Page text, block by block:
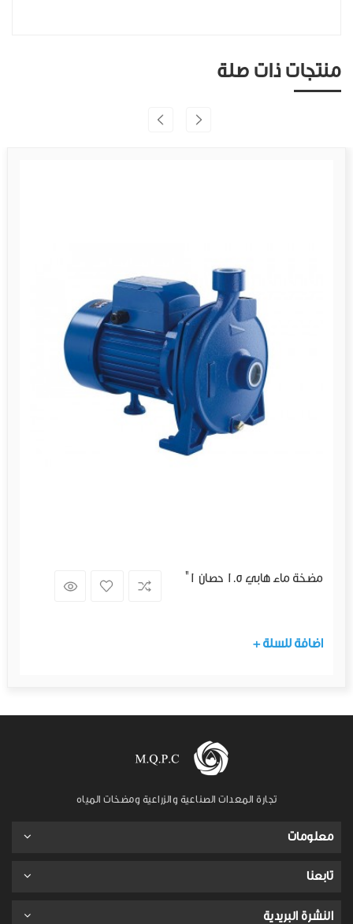
منتجات ذات صلة
مضخة ماء هابي 1.5 حصان 1"
+ اضافة للسلة
تجارة المعدات الصناعية والزراعية ومضخات المياه
معلومات
تابعنا
النشرة البريدية